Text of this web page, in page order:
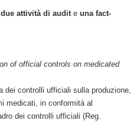
due attività di audite una fact-
of official controls on medicated
dei controlli ufficiali sulla produzione,
medicati, in conformità al
dei controlli ufficiali (Reg.